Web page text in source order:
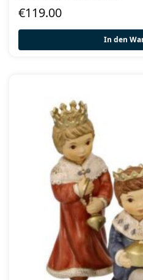
€119.00
In den